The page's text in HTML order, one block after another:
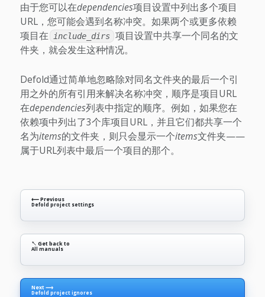
由于您可以在dependencies项目设置中列出多个项目
URL，您可能会遇到名称冲突。如果两个或更多依赖
项目在
include_dirs 项目设置中共享一个同名的文
件夹，就会发生这种情况。
Defold通过简单地忽略除对同名文件夹的最后一个引
用之外的所有引用来解决名称冲突，顺序是项目URL
在dependencies列表中指定的顺序。例如，如果您在
依赖项中列出了3个库项目URL，并且它们都共享一个
名为items的文件夹，则只会显示一个items文件夹——
属于URL列表中最后一个项目的那个。
⟵ Previous
Defold project settings
↖ Get back to
All manuals
Next ⟶
Defold project ignores